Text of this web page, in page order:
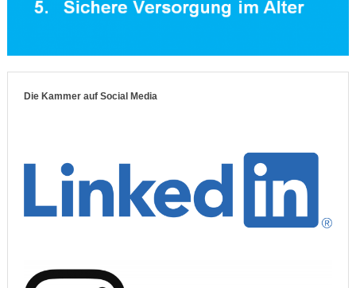
Die Kammer auf Social Media